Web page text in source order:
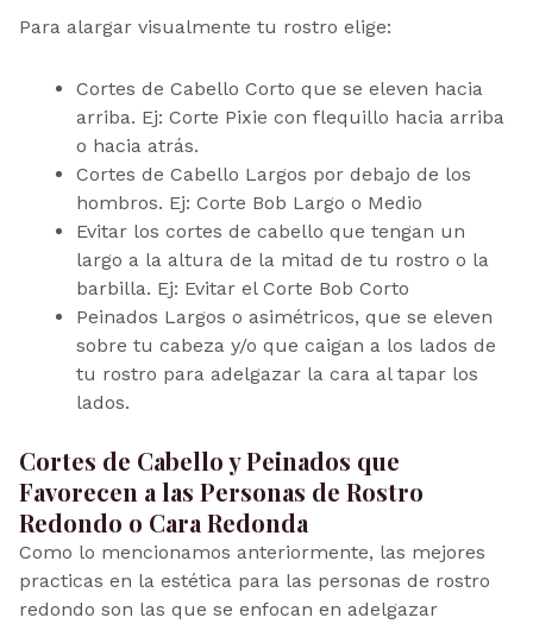
Para alargar visualmente tu rostro elige:
Cortes de Cabello Corto que se eleven hacia
arriba. Ej: Corte Pixie con flequillo hacia arriba
o hacia atrás.
Cortes de Cabello Largos por debajo de los
hombros. Ej: Corte Bob Largo o Medio
Evitar los cortes de cabello que tengan un
largo a la altura de la mitad de tu rostro o la
barbilla. Ej: Evitar el Corte Bob Corto
Peinados Largos o asimétricos, que se eleven
sobre tu cabeza y/o que caigan a los lados de
tu rostro para adelgazar la cara al tapar los
lados.
Cortes de Cabello y Peinados que
Favorecen a las Personas de Rostro
Redondo o Cara Redonda
Como lo mencionamos anteriormente, las mejores
practicas en la estética para las personas de rostro
redondo son las que se enfocan en adelgazar